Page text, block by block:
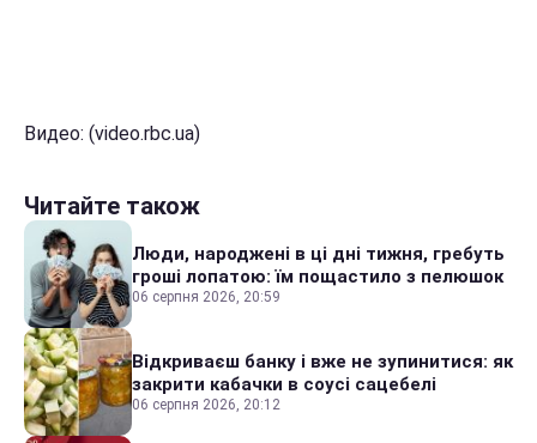
Видео: (video.rbc.ua)
Читайте також
Люди, народжені в ці дні тижня, гребуть
гроші лопатою: їм пощастило з пелюшок
06 серпня 2026, 20:59
Відкриваєш банку і вже не зупинитися: як
закрити кабачки в соусі сацебелі
06 серпня 2026, 20:12